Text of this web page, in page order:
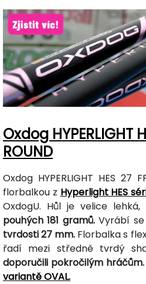
Oxdog HYPERLIGHT
ROUND
Oxdog HYPERLIGHT HES 27
florbalkou z Hyperlight HES
OxdogU. Hůl je velice lehká,
pouhých 181 gramů.Vyrábí
tvrdosti 27 mm. Florbalka s
řadí mezi středně tvrdý
doporučili pokročilým
variantě OVAL.